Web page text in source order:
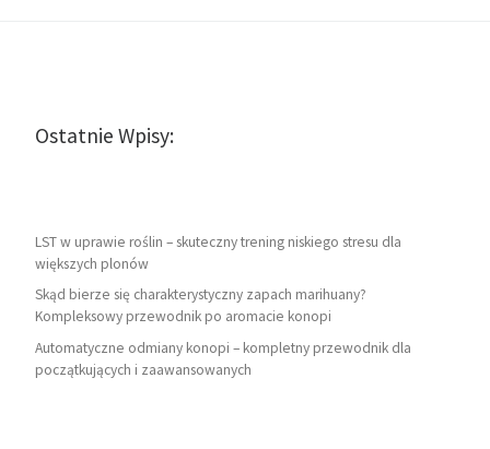
Ostatnie Wpisy:
LST w uprawie roślin – skuteczny trening niskiego stresu dla
większych plonów
Skąd bierze się charakterystyczny zapach marihuany?
Kompleksowy przewodnik po aromacie konopi
Automatyczne odmiany konopi – kompletny przewodnik dla
początkujących i zaawansowanych